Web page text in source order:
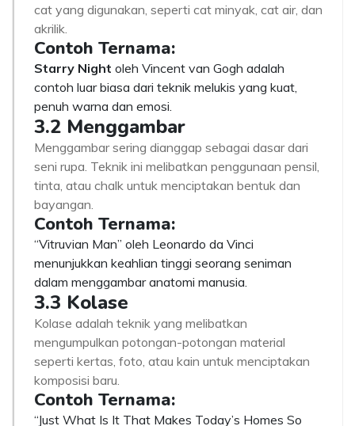
cat yang digunakan, seperti cat minyak, cat air, dan
akrilik.
Contoh Ternama:
Starry Night oleh Vincent van Gogh adalah
contoh luar biasa dari teknik melukis yang kuat,
penuh warna dan emosi.
3.2 Menggambar
Menggambar sering dianggap sebagai dasar dari
seni rupa. Teknik ini melibatkan penggunaan pensil,
tinta, atau chalk untuk menciptakan bentuk dan
bayangan.
Contoh Ternama:
“Vitruvian Man” oleh Leonardo da Vinci
menunjukkan keahlian tinggi seorang seniman
dalam menggambar anatomi manusia.
3.3 Kolase
Kolase adalah teknik yang melibatkan
mengumpulkan potongan-potongan material
seperti kertas, foto, atau kain untuk menciptakan
komposisi baru.
Contoh Ternama:
“Just What Is It That Makes Today’s Homes So